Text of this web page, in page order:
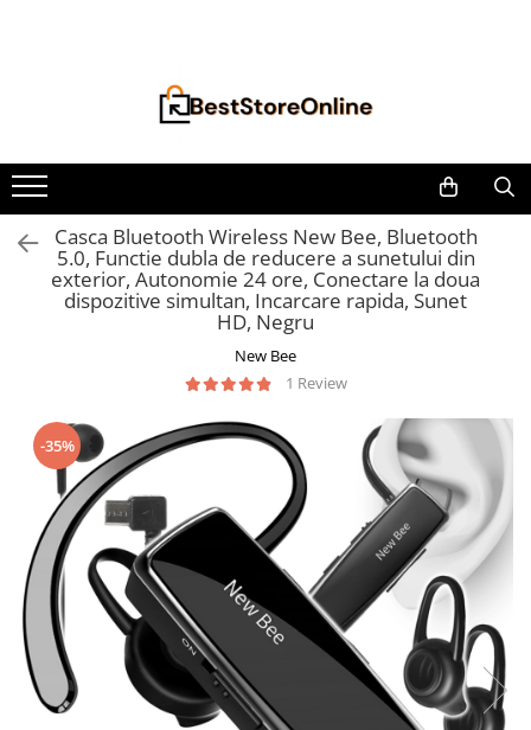
Accesorii aparate climatizare
Accesorii console gaming
Accesorii si Piese Aspiratoare
Aspiratoare Universale
Dyson
iRobot Roomba
Xiaomi Roborock
Aspiratoare
Auto Moto
Accesorii auto interioare
Aspiratoare Auto
Produse Cosmetica Auto
Scule auto
Casa, Gradina & Bricolaj
Accesorii mese si scaune
Casca Bluetooth Wireless New Bee, Bluetooth
5.0, Functie dubla de reducere a sunetului din
exterior, Autonomie 24 ore, Conectare la doua
dispozitive simultan, Incarcare rapida, Sunet
HD, Negru
New Bee
1 Review
-35%